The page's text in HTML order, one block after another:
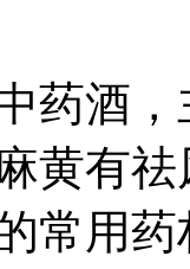
药酒
黄有
常用